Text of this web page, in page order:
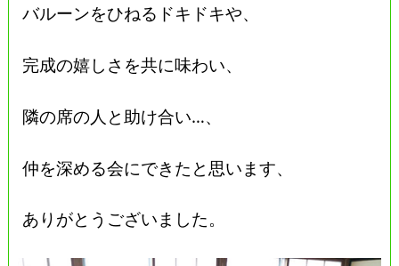
バルーンをひねるドキドキや、
完成の嬉しさを共に味わい、
隣の席の人と助け合い…、
仲を深める会にできたと思います、
ありがとうございました。